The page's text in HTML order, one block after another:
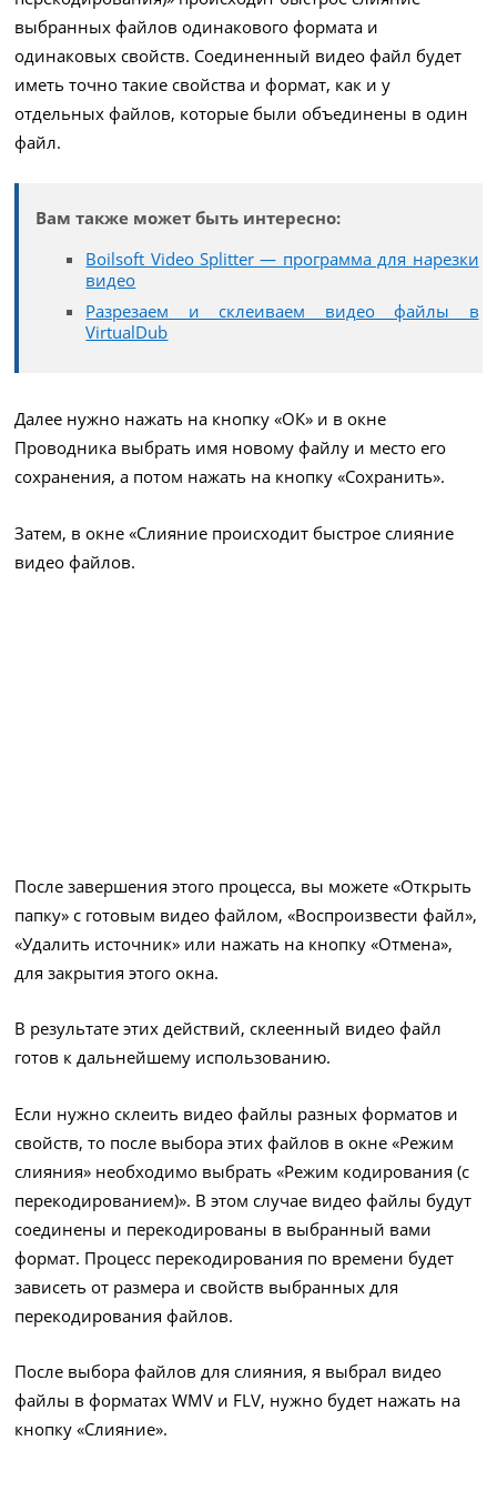
выбранных файлов одинакового формата и
одинаковых свойств. Соединенный видео файл будет
иметь точно такие свойства и формат, как и у
отдельных файлов, которые были объединены в один
файл.
Вам также может быть интересно:
Boilsoft Video Splitter — программа для нарезки
видео
Разрезаем и склеиваем видео файлы в
VirtualDub
Далее нужно нажать на кнопку «ОК» и в окне
Проводника выбрать имя новому файлу и место его
сохранения, а потом нажать на кнопку «Сохранить».
Затем, в окне «Слияние происходит быстрое слияние
видео файлов.
После завершения этого процесса, вы можете «Открыть
папку» с готовым видео файлом, «Воспроизвести файл»,
«Удалить источник» или нажать на кнопку «Отмена»,
для закрытия этого окна.
В результате этих действий, склеенный видео файл
готов к дальнейшему использованию.
Если нужно склеить видео файлы разных форматов и
свойств, то после выбора этих файлов в окне «Режим
слияния» необходимо выбрать «Режим кодирования (с
перекодированием)». В этом случае видео файлы будут
соединены и перекодированы в выбранный вами
формат. Процесс перекодирования по времени будет
зависеть от размера и свойств выбранных для
перекодирования файлов.
После выбора файлов для слияния, я выбрал видео
файлы в форматах WMV и FLV, нужно будет нажать на
кнопку «Слияние».